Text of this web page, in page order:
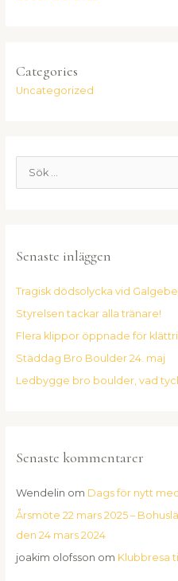
Categories
Uncategorized
f
e
r
:
Senaste inläggen
Tragisk dödsolycka vid
Styrelsen tackar alla tränare!
Flera klippor öppnade för
Städdag Bro Boulder 24. maj
Ledbygge bro boulder, vad
Senaste kommentarer
Wendelin om Dags för nytt
Årsmöte 22 mars 2025 –
den 24 mars 2024
joakim olofsson om Klubbresa